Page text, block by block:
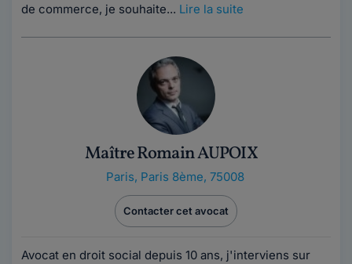
de commerce, je souhaite... Lire la suite
Maître Romain AUPOIX
Paris, Paris 8ème, 75008
Contacter cet avocat
Avocat en droit social depuis 10 ans, j'interviens sur